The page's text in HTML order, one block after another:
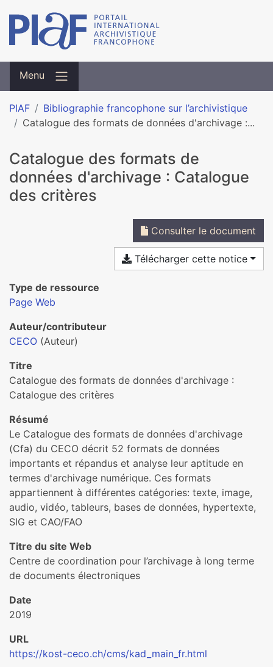
Menu
PIAF
Bibliographie francophone sur l’archivistique
Catalogue des formats de données d'archivage :...
Catalogue des formats de
données d'archivage : Catalogue
des critères
Consulter le document
Télécharger cette notice
Type de ressource
Page Web
Auteur/contributeur
CECO (Auteur)
Titre
Catalogue des formats de données d'archivage :
Catalogue des critères
Résumé
Le Catalogue des formats de données d'archivage
(Cfa) du CECO décrit 52 formats de données
importants et répandus et analyse leur aptitude en
termes d'archivage numérique. Ces formats
appartiennent à différentes catégories: texte, image,
audio, vidéo, tableurs, bases de données, hypertexte,
SIG et CAO/FAO
Titre du site Web
Centre de coordination pour l’archivage à long terme
de documents électroniques
Date
2019
URL
https://kost-ceco.ch/cms/kad_main_fr.html